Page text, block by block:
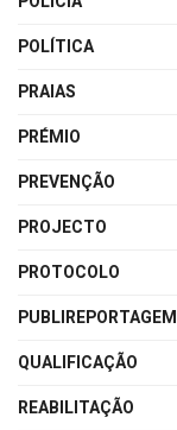
POLÍTICA
PRAIAS
PRÉMIO
PREVENÇÃO
PROJECTO
PROTOCOLO
PUBLIREPORTAGEM
QUALIFICAÇÃO
REABILITAÇÃO